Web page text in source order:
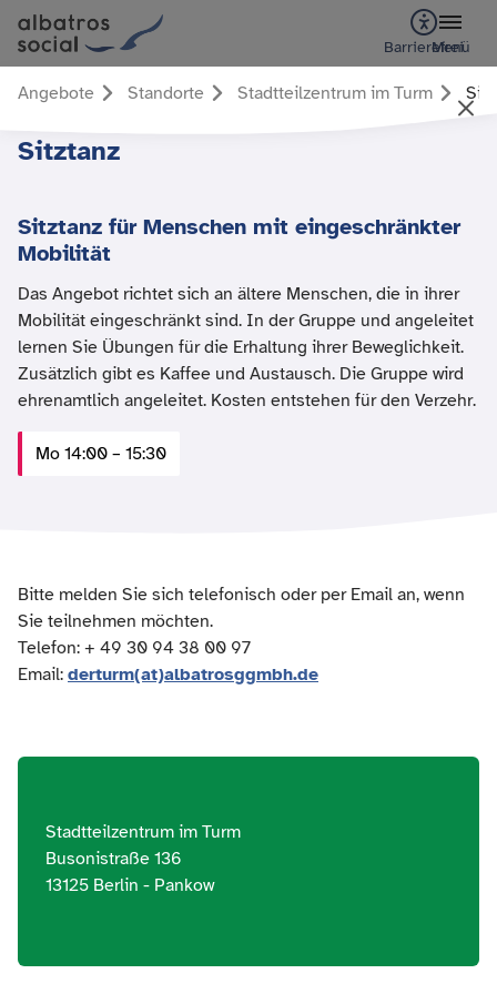
Barrierefrei
Menü
Angebote Standorte Stadtteilzentrum im Turm
Sitztanz
Sitztanz für Menschen mit eingeschränkter
Mobilität
Das Angebot richtet sich an ältere Menschen, die in ihrer
Mobilität eingeschränkt sind. In der Gruppe und angeleitet
lernen Sie Übungen für die Erhaltung ihrer Beweglichkeit.
Zusätzlich gibt es Kaffee und Austausch. Die Gruppe wird
ehrenamtlich angeleitet. Kosten entstehen für den Verzehr.
Mo 14:00 – 15:30
Bitte melden Sie sich telefonisch oder per Email an, wenn
Sie teilnehmen möchten.
Telefon: + 49 30 94 38 00 97
Email: derturm(at)albatrosggmbh.de
Stadtteilzentrum im Turm
Busonistraße 136
13125 Berlin - Pankow